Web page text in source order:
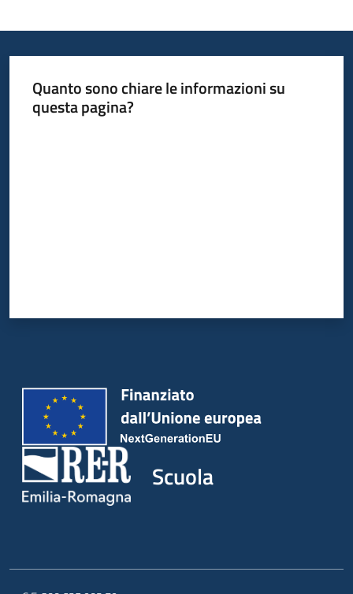
Seguici
Quanto sono chiare le informazioni su
questa pagina?
Scuola